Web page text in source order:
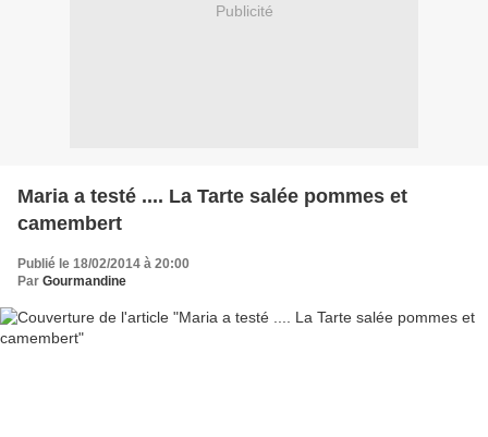
Publicité
Maria a testé .... La Tarte salée pommes et
camembert
Publié le 18/02/2014 à 20:00
Par Gourmandine